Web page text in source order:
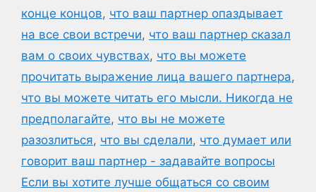
конце концов, что ваш партнер опаздывает
на все свои встречи, что ваш партнер сказал
вам о своих чувствах, что вы можете
прочитать выражение лица вашего партнера,
что вы можете читать его мысли. Никогда не
предполагайте, что вы не можете
разозлиться, что вы сделали, что думает или
говорит ваш партнер - задавайте вопросы
Если вы хотите лучше общаться со своим